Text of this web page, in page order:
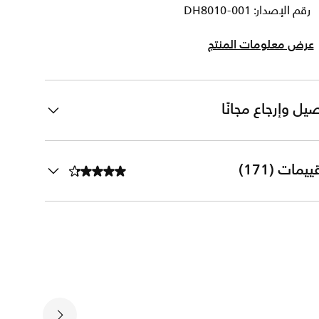
رقم الإصدار: DH8010-001
عرض معلومات المنتج
وإرجاع مجانًا
(171)